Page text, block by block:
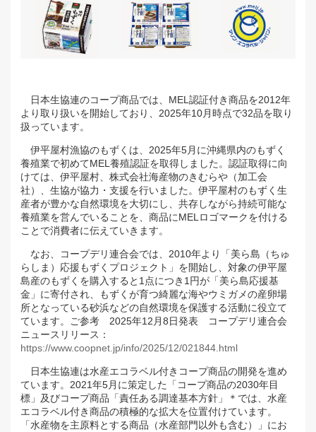
日本生協連のコープ商品では、MEL認証付き商品を2012年
より取り扱いを開始しており、2025年10月時点で32品を取り
扱っています。
伊平屋村漁協のもずくは、2025年5月に沖縄県内のもずく
養殖業で初めてMEL養殖認証を取得しました。認証取得に向
けては、伊平屋村、株式会社海産物のきむらや（加工会
社）、生協が協力・支援を行いました。伊平屋村のもずく生
産者が豊かな自然環境を大切にし、共存しながら持続可能な
養殖業を営んでいることを、商品にMELロゴマークを付ける
ことで消費者に伝えていきます。
なお、コープデリ連合会では、2010年より「美ら島（ちゅ
らしま）応援もずくプロジェクト」を開始し、対象の伊平屋
島産のもずくを購入すると1点につき1円が「美ら島応援基
金」に寄付され、もずくが育つ綺麗な海やウミガメの産卵場
所となっている砂浜などの自然環境を保護する活動に役立て
ています。
ご参考 2025年12月8日発表 コープデリ連合会
ニュースリリース：
https://www.coopnet.jp/info/2025/12/021844.html
日本生協連は水産エコラベル付きコープ商品の開発を進め
ています。2021年5月に策定した「コープ商品の2030年目
標」及びコープ商品「責任ある調達基本方針」＊では、水産
エコラベル付き商品の積極的な拡大を位置付けています。
「⽔産物を主原料とする商品（水産部門以外も含む）」にお